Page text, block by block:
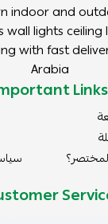
indoor and
wall lights ceiling
with fast
Arabia
Links